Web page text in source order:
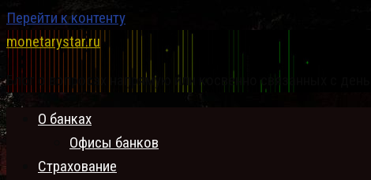
Перейти к контенту
monetarystar.ru
Блог о вопросах напрямую или косвенно связанных с
О банках
Офисы банков
Страхование